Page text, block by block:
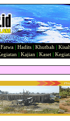
Fatwa Hadits Khutbah
Kajian Kaset|